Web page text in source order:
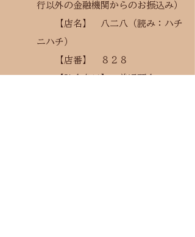
行以外の金融機関からのお振込み）
【店名】 八二八（読み：ハチ
ニハチ）
【店番】 ８２８